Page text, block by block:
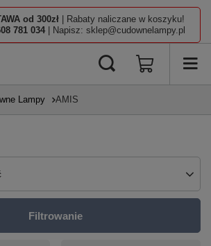
od 300zł | Rabaty naliczane w koszyku!
781 034 | Napisz: sklep@cudownelampy.pl
Lampy AMIS
Filtrowanie